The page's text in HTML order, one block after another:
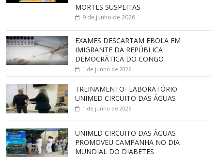
MORTES SUSPEITAS
9 de junho de 2026
EXAMES DESCARTAM EBOLA EM
IMIGRANTE DA REPÚBLICA
DEMOCRÁTICA DO CONGO
1 de junho de 2026
TREINAMENTO- LABORATÓRIO
UNIMED CIRCUITO DAS ÁGUAS
1 de junho de 2026
UNIMED CIRCUITO DAS ÁGUAS
PROMOVEU CAMPANHA NO DIA
MUNDIAL DO DIABETES